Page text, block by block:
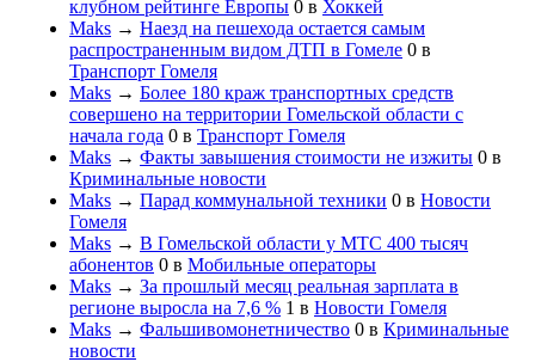
клубном рейтинге Европы 0 в Хоккей
Maks → Наезд на пешехода остается самым
распространенным видом ДТП в Гомеле 0 в
Транспорт Гомеля
Maks → Более 180 краж транспортных средств
совершено на территории Гомельской области с
начала года 0 в Транспорт Гомеля
Maks → Факты завышения стоимости не изжиты 0 в
Криминальные новости
Maks → Парад коммунальной техники 0 в Новости
Гомеля
Maks → В Гомельской области у МТС 400 тысяч
абонентов 0 в Мобильные операторы
Maks → За прошлый месяц реальная зарплата в
регионе выросла на 7,6 % 1 в Новости Гомеля
Maks → Фальшивомонетничество 0 в Криминальные
новости